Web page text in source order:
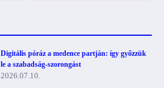
Digitális póráz a medence partján: így győzzük
le a szabadság-szorongást
2026.07.10.